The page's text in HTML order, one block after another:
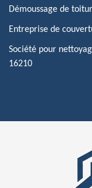
Démoussage de
Entreprise de
Société pour
16210